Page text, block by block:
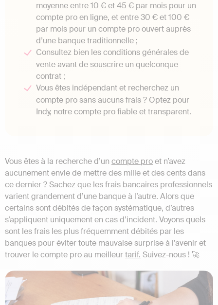
moyenne entre 10 € et 45 € par mois pour un
compte pro en ligne, et entre 30 € et 100 €
par mois pour un compte pro ouvert auprès
d’une banque traditionnelle ;
Consultez bien les conditions générales de
vente avant de souscrire un quelconque
contrat ;
Vous êtes indépendant et recherchez un
compte pro sans aucuns frais ? Optez pour
Indy, notre compte pro fiable et transparent.
Vous êtes à la recherche d’un compte proet n’avez
aucunement envie de mettre des mille et des cents dans
ce dernier ? Sachez que les frais bancaires professionnels
varient grandement d’une banque à l’autre. Alors que
certains sont débités de façon systématique, d’autres
s’appliquent uniquement en cas d’incident. Voyons quels
sont les frais les plus fréquemment débités par les
banques pour éviter toute mauvaise surprise à l’avenir et
trouver le compte pro au meilleurtarif. Suivez-nous ! 🚀